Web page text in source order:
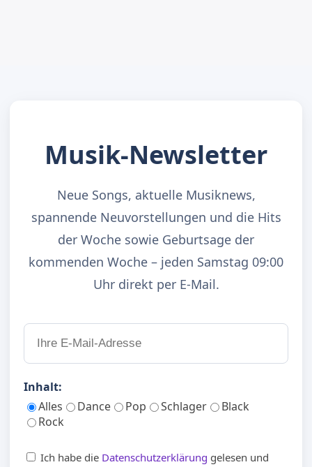
Musik-Newsletter
Neue Songs, aktuelle Musiknews,
spannende Neuvorstellungen und die Hits
der Woche sowie Geburtsage der
kommenden Woche – jeden Samstag 09:00
Uhr direkt per E-Mail.
Inhalt:
Alles
Dance Pop Schlager
Black
Rock
Ich habe die Datenschutzerklärung gelesen und